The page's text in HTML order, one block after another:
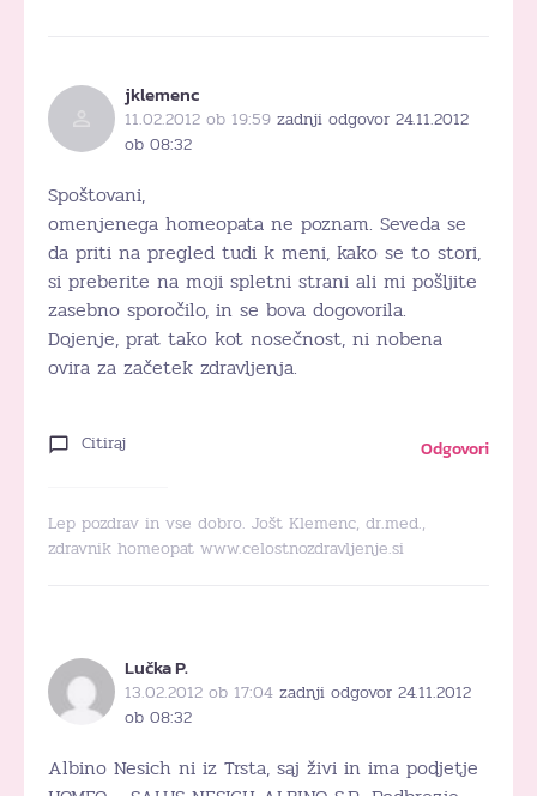
jklemenc
11.02.2012 ob 19:59 zadnji odgovor 24.11.2012
ob 08:32
Spoštovani,
omenjenega homeopata ne poznam. Seveda se
da priti na pregled tudi k meni, kako se to stori,
si preberite na moji spletni strani ali mi pošljite
zasebno sporočilo, in se bova dogovorila.
Dojenje, prat tako kot nosečnost, ni nobena
ovira za začetek zdravljenja.
Citiraj Odgovori
Lep pozdrav in vse dobro. Jošt Klemenc, dr.med.,
zdravnik homeopat www.celostnozdravljenje.si
Lučka P.
13.02.2012 ob 17:04 zadnji odgovor 24.11.2012
ob 08:32
Albino Nesich ni iz Trsta, saj živi in ima podjetje